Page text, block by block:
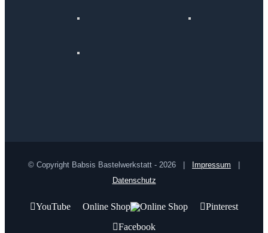
© Copyright Babsis Bastelwerkstatt - 2026 | Impressum
Datenschutz
YouTube Online Shop
Pinterest
Facebook